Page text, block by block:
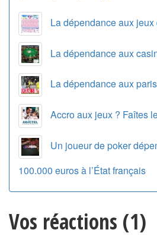
La dépendance aux jeux
La dépendance aux
La dépendance aux
Accro aux jeux ? Faîtes
Un joueur de poker
100.000 euros à l’État français
Vos réactions (1)